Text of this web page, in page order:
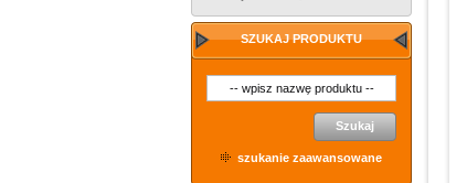
SZUKAJ PRODUKTU
Szukaj
szukanie zaawansowane